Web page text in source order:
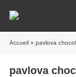
Accueil » pavlova
pavlova